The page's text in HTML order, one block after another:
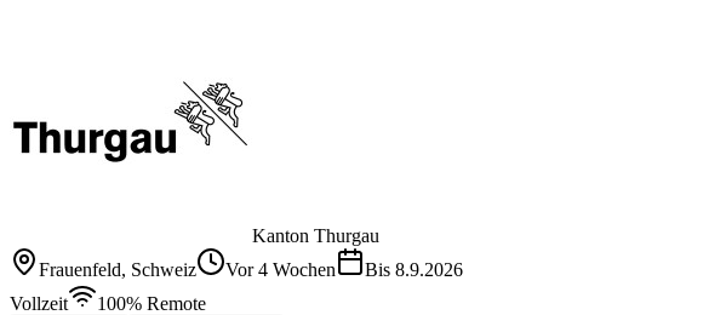
Kanton Thurgau
Frauenfeld, Schweiz Vor 4 Wochen Bis 8.9.2026
Vollzeit
100% Remote